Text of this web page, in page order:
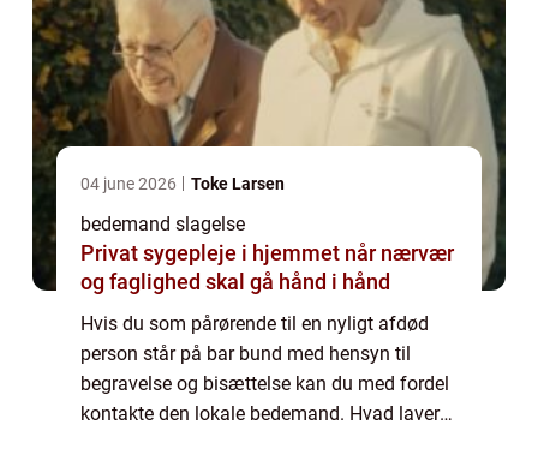
04 june 2026 Toke Larsen
bedemand slagelse
Privat sygepleje i hjemmet når nærvær
og faglighed skal gå hånd i hånd
Hvis du som pårørende til en nyligt afdød
person står på bar bund med hensyn til
begravelse og bisættelse kan du med fordel
kontakte den lokale bedemand. Hvad laver